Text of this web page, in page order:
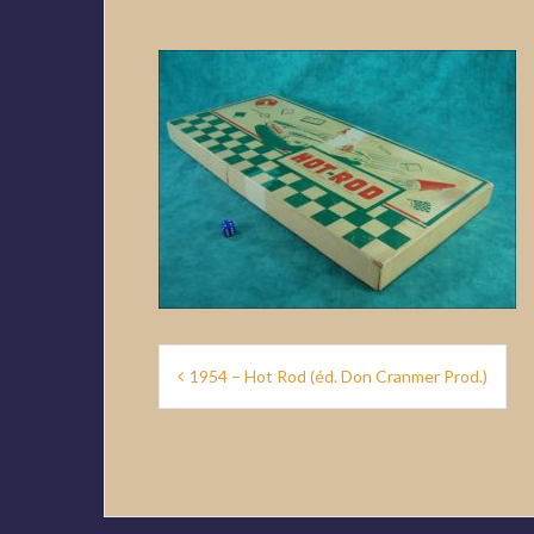
Navigation
de
1954 – Hot Rod (éd. Don Cranmer Prod.)